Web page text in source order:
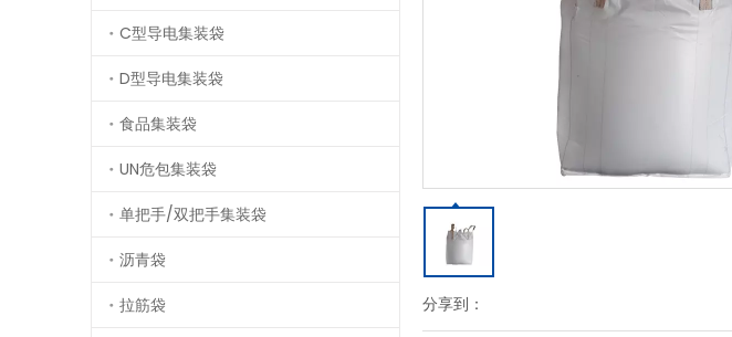
C型导电集装袋
D型导电集装袋
食品集装袋
UN危包集装袋
单把手/双把手集装袋
沥青袋
拉筋袋 分享到：